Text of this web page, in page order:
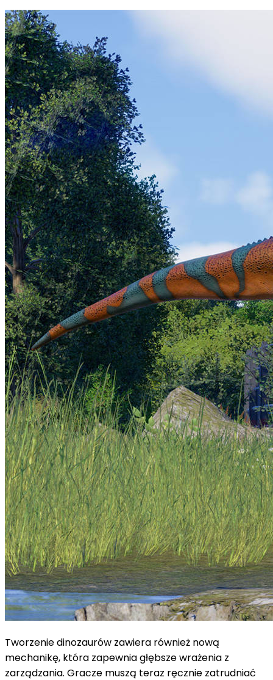
Tworzenie dinozaurów zawiera również nową
mechanikę, która zapewnia głębsze wrażenia z
zarządzania. Gracze muszą teraz ręcznie zatrudniać